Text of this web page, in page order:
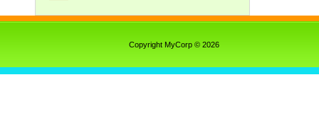
Copyright MyCorp © 2026